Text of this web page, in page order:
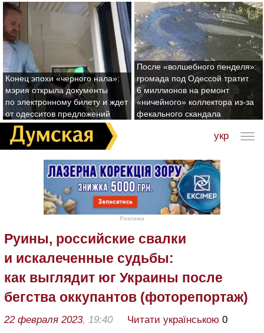
Конец эпохи «черного нала»:
мэрия открыла документы
по электронному билету и ждет
от одесситов предложений
После «волшебного пенделя»:
громада под Одессой тратит
6 миллионов на ремонт
«ничейного» коллектора из-за
фекального скандала
укр
Реклама
Руины, российские свалки
и искалеченные судьбы:
как выглядит юг Украины после
бегства оккупантов (фоторепортаж)
22 февраля 2023, 19:40 Читати українською 0